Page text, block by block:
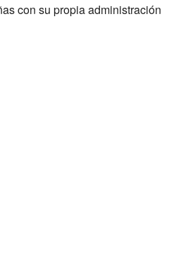
con su propia administración